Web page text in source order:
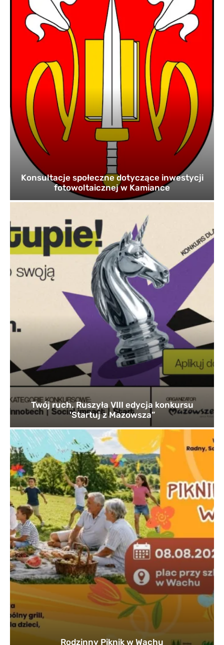
Konsultacje społeczne dotyczące inwestycji
fotowoltaicznej w Kamiance
Twój ruch. Ruszyła VIII edycja konkursu
'Startuj z Mazowsza”
Rodzinny Piknik w Wachu